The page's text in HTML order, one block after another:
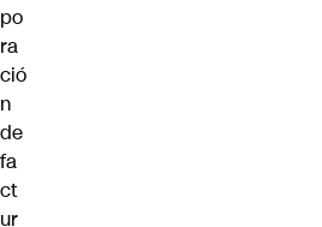
po
ra
ció
n
de
fa
ct
ur